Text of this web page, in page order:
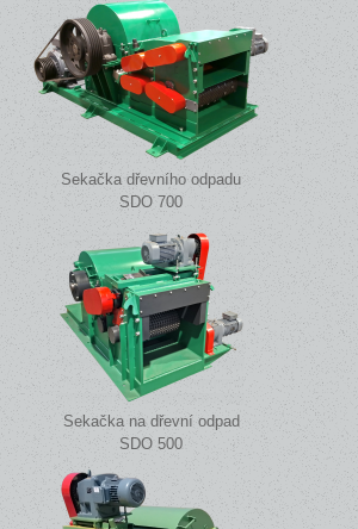
Sekačka dřevního odpadu
SDO 700
Sekačka na dřevní odpad
SDO 500